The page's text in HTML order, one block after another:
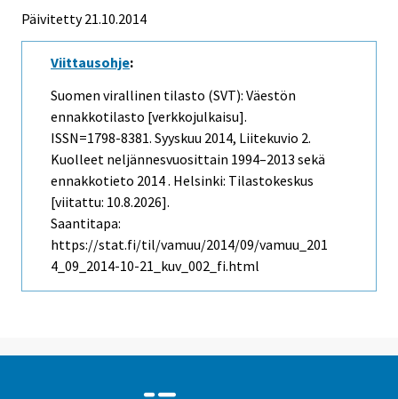
Päivitetty 21.10.2014
Viittausohje:
Suomen virallinen tilasto (SVT): Väestön
ennakkotilasto [verkkojulkaisu].
ISSN=1798-8381. Syyskuu 2014, Liitekuvio 2.
Kuolleet neljännesvuosittain 1994–2013 sekä
ennakkotieto 2014 . Helsinki: Tilastokeskus
[viitattu: 10.8.2026].
Saantitapa:
https://stat.fi/til/vamuu/2014/09/vamuu_201
4_09_2014-10-21_kuv_002_fi.html